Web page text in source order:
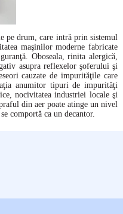
pe drum, care intră prin sistemul
maşinilor moderne fabricate
Oboseala, rinita alergică,
asupra reflexelor şoferului şi
cauzate de impurităţile care
anumitor tipuri de impurităţi
nocivitatea industriei locale şi
din aer poate atinge un nivel
comportă ca un decantor.